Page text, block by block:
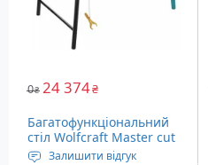
0₴ 24 374₴
Багатофункціональний
стіл Wolfcraft Master cut
2600 (6918000)
Залишити відгук